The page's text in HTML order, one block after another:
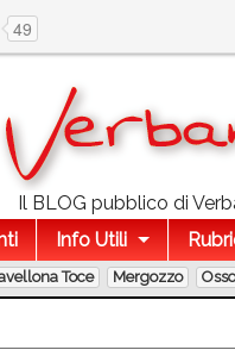
49
Il BLOG pubblico di
Info Utili
Toce Mergozzo